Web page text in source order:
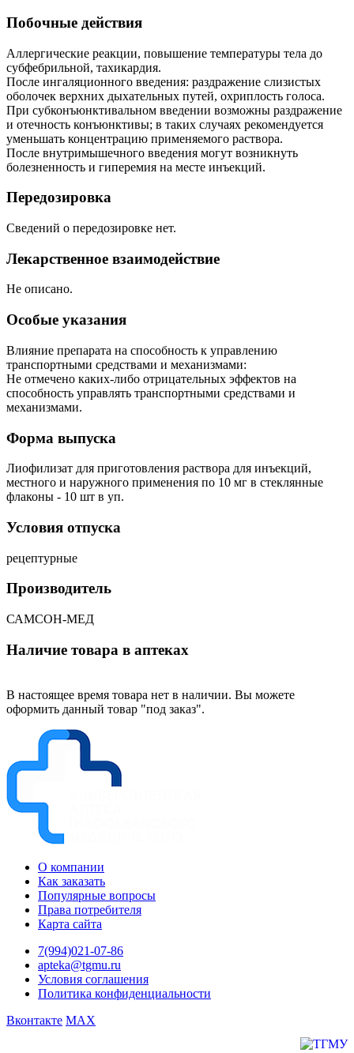
Побочные действия
Аллергические реакции, повышение температуры тела до
субфебрильной, тахикардия.
После ингаляционного введения: раздражение слизистых
оболочек верхних дыхательных путей, охриплость голоса.
При субконъюнктивальном введении возможны раздражение
и отечность конъюнктивы; в таких случаях рекомендуется
уменьшать концентрацию применяемого раствора.
После внутримышечного введения могут возникнуть
болезненность и гиперемия на месте инъекций.
Передозировка
Сведений о передозировке нет.
Лекарственное взаимодействие
Не описано.
Особые указания
Влияние препарата на способность к управлению
транспортными средствами и механизмами:
Не отмечено каких-либо отрицательных эффектов на
способность управлять транспортными средствами и
механизмами.
Форма выпуска
Лиофилизат для приготовления раствора для инъекций,
местного и наружного применения по 10 мг в стеклянные
флаконы - 10 шт в уп.
Условия отпуска
рецептурные
Производитель
САМСОН-МЕД
Наличие товара в аптеках
В настоящее время товара нет в наличии. Вы можете
оформить данный товар "под заказ".
О компании
Как заказать
Популярные вопросы
Права потребителя
Карта сайта
7(994)021-07-86
apteka@tgmu.ru
Условия соглашения
Политика конфиденциальности
Вконтакте MAX